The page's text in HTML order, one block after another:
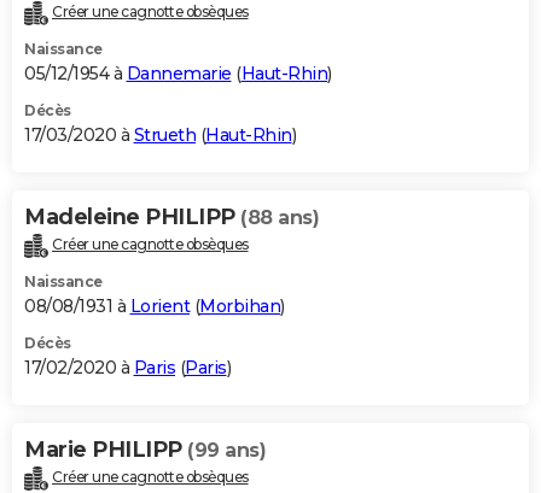
Créer une cagnotte obsèques
Naissance
05/12/1954 à Dannemarie (Haut-Rhin)
Décès
17/03/2020 à Strueth (Haut-Rhin)
Madeleine PHILIPP (88 ans)
Créer une cagnotte obsèques
Naissance
08/08/1931 à Lorient(Morbihan)
Décès
17/02/2020 à Paris (Paris)
Marie PHILIPP (99 ans)
Créer une cagnotte obsèques